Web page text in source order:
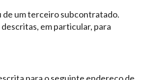
de um terceiro subcontratado.
em particular, para